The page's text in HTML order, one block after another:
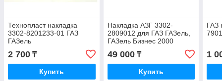
Технопласт накладка
3302-8201233-01 ГАЗ
ГАЗель
2 700 ₸
Купить
Накладка АЗГ 3302-
2809012 для ГАЗ ГАЗель,
ГАЗель Бизнес 2000
49 000₸
Купить
ГАЗ
1